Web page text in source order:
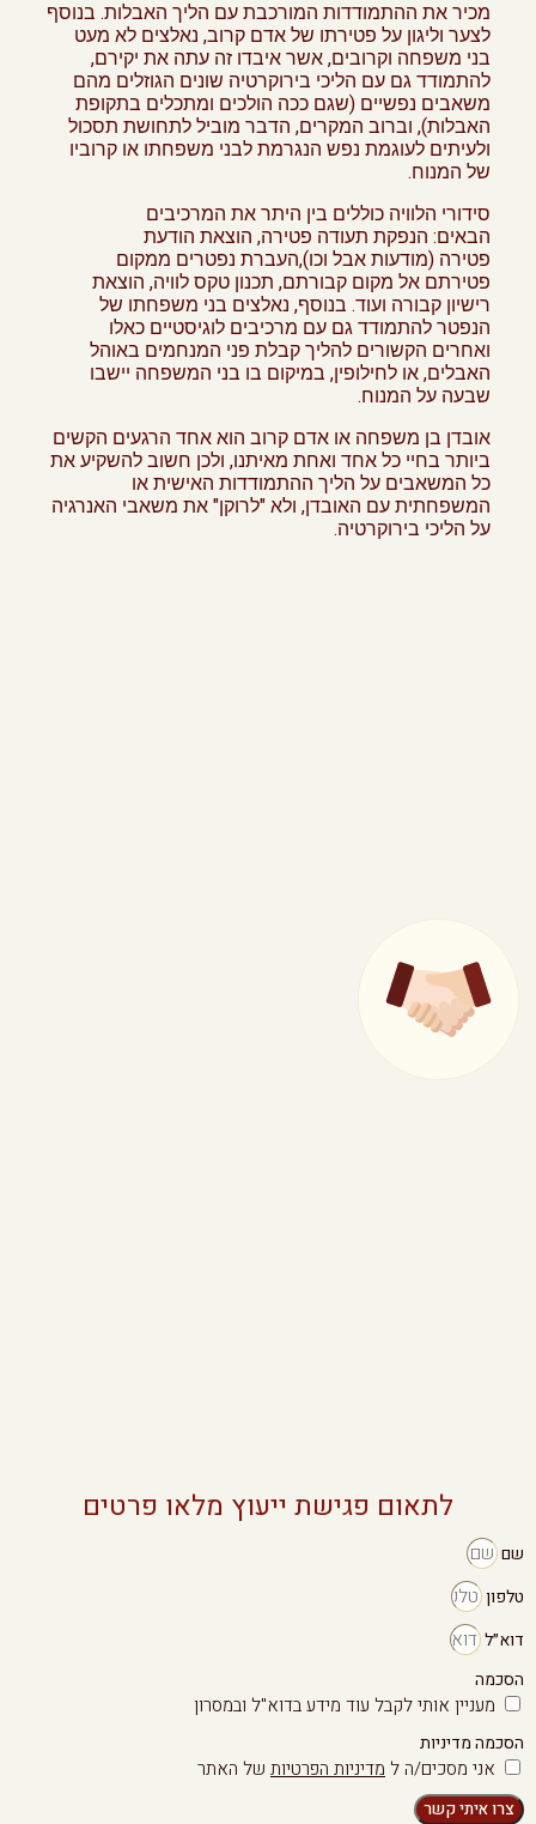
מכיר את ההתמודדות המורכבת עם הליך האבלות. בנוסף
לצער וליגון על פטירתו של אדם קרוב, נאלצים לא מעט
בני משפחה וקרובים, אשר איבדו זה עתה את יקירם,
להתמודד גם עם הליכי בירוקרטיה שונים הגוזלים מהם
משאבים נפשיים (שגם ככה הולכים ומתכלים בתקופת
האבלות), וברוב המקרים, הדבר מוביל לתחושת תסכול
ולעיתים לעוגמת נפש הנגרמת לבני משפחתו או קרוביו
של המנוח.
סידורי הלוויה כוללים בין היתר את המרכיבים
הבאים: הנפקת תעודה פטירה, הוצאת הודעת
פטירה (מודעות אבל וכו),העברת נפטרים ממקום
פטירתם אל מקום קבורתם, תכנון טקס לוויה, הוצאת
רישיון קבורה ועוד. בנוסף, נאלצים בני משפחתו של
הנפטר להתמודד גם עם מרכיבים לוגיסטיים כאלו
ואחרים הקשורים להליך קבלת פני המנחמים באוהל
האבלים, או לחילופין, במיקום בו בני המשפחה יישבו
שבעה על המנוח.
אובדן בן משפחה או אדם קרוב הוא אחד הרגעים הקשים
ביותר בחיי כל אחד ואחת מאיתנו, ולכן חשוב להשקיע את
כל המשאבים על הליך ההתמודדות האישית או
המשפחתית עם האובדן, ולא "לרוקן" את משאבי האנרגיה
על הליכי בירוקרטיה.
לתאום פגישת ייעוץ מלאו פרטים
שם
טלפון
דוא״ל
הסכמה
מעניין אותי לקבל עוד מידע בדוא"ל ובמסרון
הסכמה מדיניות
אני מסכים/ה ל מדיניות הפרטיות של האתר
צרו איתי קשר